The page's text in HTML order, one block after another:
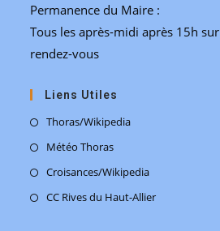
Permanence du Maire :
Tous les après-midi après 15h sur
rendez-vous
Liens Utiles
Thoras/WikipediaS’ouvre
nouvel
onglet
Météo ThorasS’ouvre
dans
nouvel
Croisances/WikipediaS’ouvre
CC Rives du Haut-AllierS’ouvre